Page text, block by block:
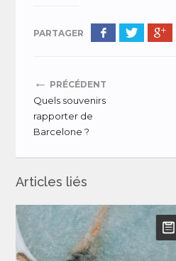
PARTAGER
← PRÉCÉDENT
Quels souvenirs
rapporter de
Barcelone ?
Articles liés